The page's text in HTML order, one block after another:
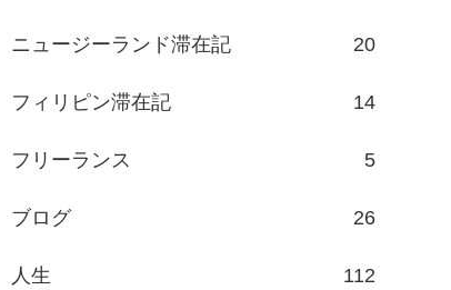
ニュージーランド滞在記 20
フィリピン滞在記 14
フリーランス 5
ブログ 26
人生 112